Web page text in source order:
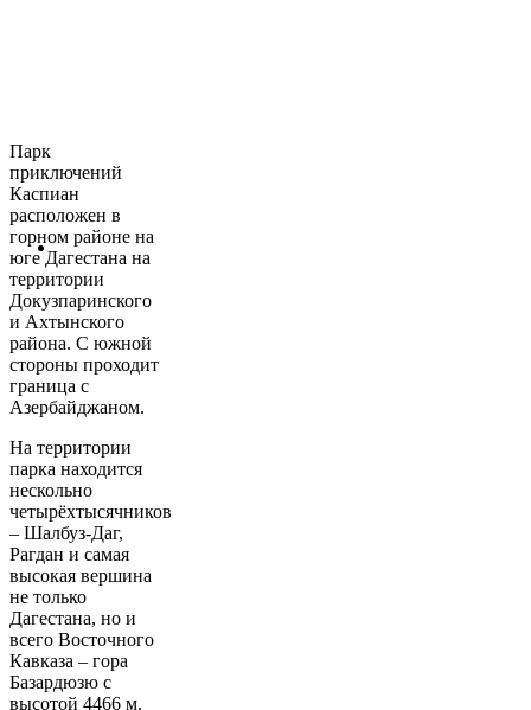
Парк
приключений
Каспиан
расположен в
горном районе на
юге Дагестана на
территории
Докузпаринского
и Ахтынского
района. С южной
стороны проходит
граница с
Азербайджаном.
На территории
парка находится
нескольно
четырёхтысячников
– Шалбуз-Даг,
Рагдан и самая
высокая вершина
не только
Дагестана, но и
всего Восточного
Кавказа – гора
Базардюзю с
высотой 4466 м.